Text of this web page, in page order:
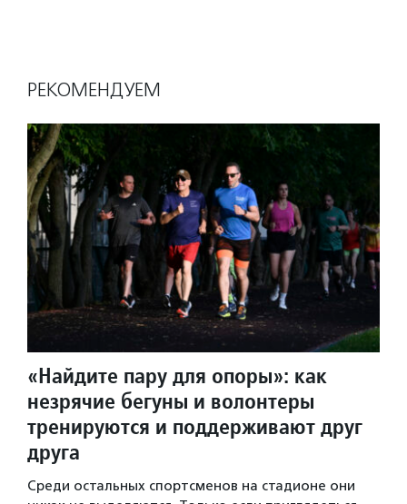
РЕКОМЕНДУЕМ
«Найдите пару для опоры»: как
незрячие бегуны и волонтеры
тренируются и поддерживают друг
друга
Среди остальных спортсменов на стадионе они